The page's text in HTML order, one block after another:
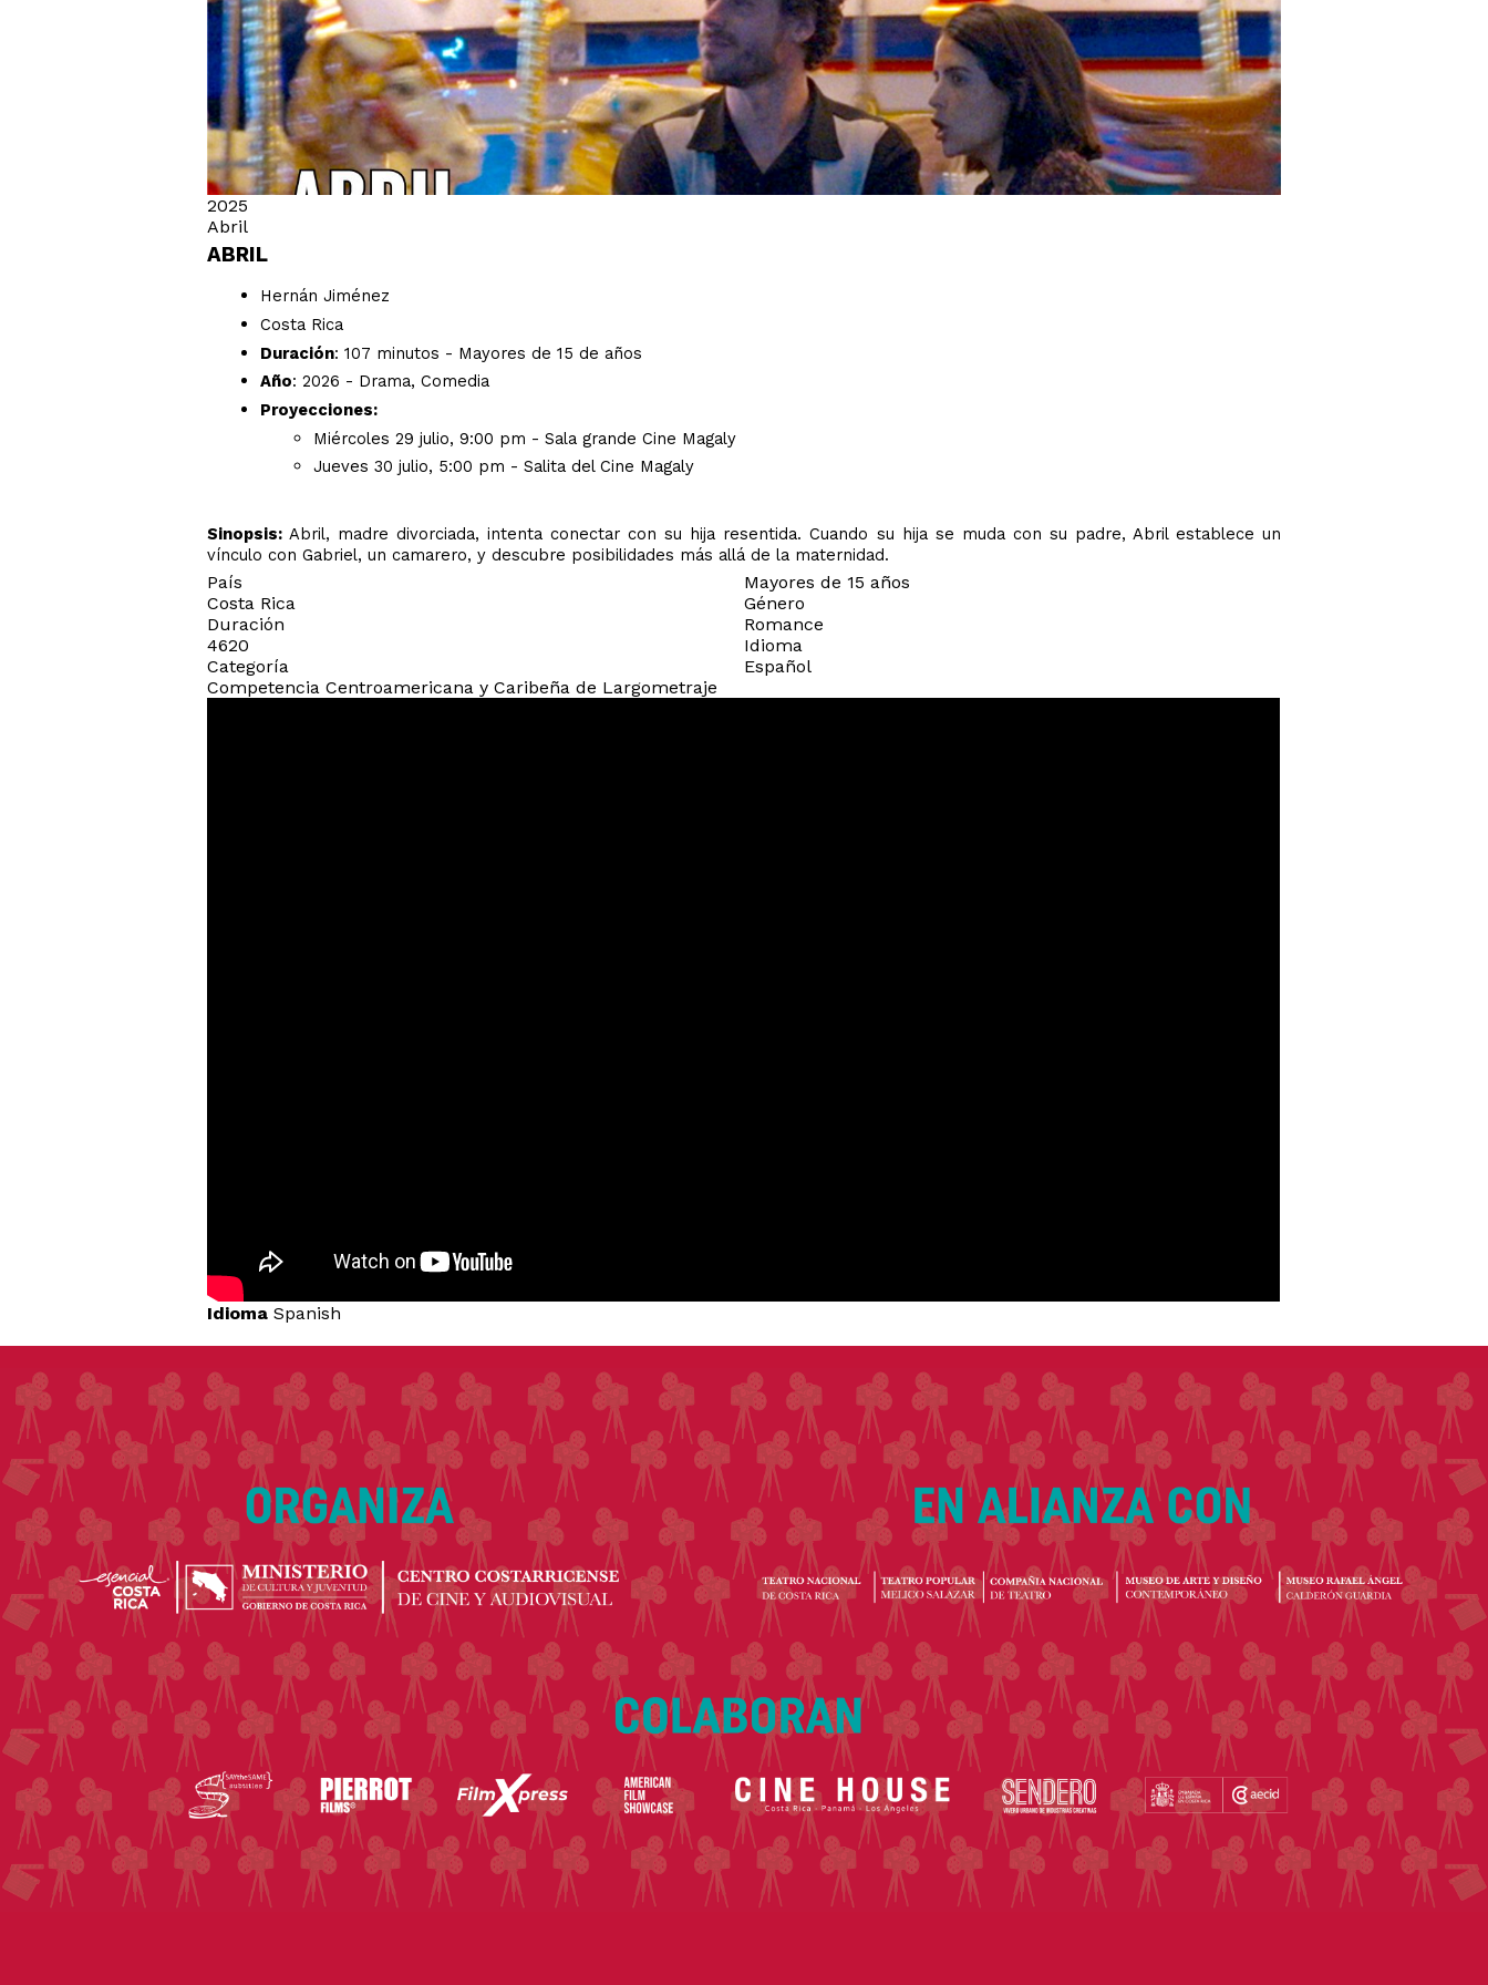
2025
Abril
ABRIL
Hernán Jiménez
Costa Rica
Duración: 107 minutos - Mayores de 15 de años
Año: 2026 - Drama, Comedia
Proyecciones:
Miércoles 29 julio, 9:00 pm - Sala grande Cine Magaly
Jueves 30 julio, 5:00 pm - Salita del Cine Magaly
Sinopsis: Abril, madre divorciada, intenta conectar con su hija resentida. Cuando su hija se muda con su padre, Abril establece un
vínculo con Gabriel, un camarero, y descubre posibilidades más allá de la maternidad.
País
Costa Rica
Duración
4620
Categoría
Competencia Centroamericana y Caribeña de Largometraje
Mayores de 15 años
Género
Romance
Idioma
Español
Idioma Spanish